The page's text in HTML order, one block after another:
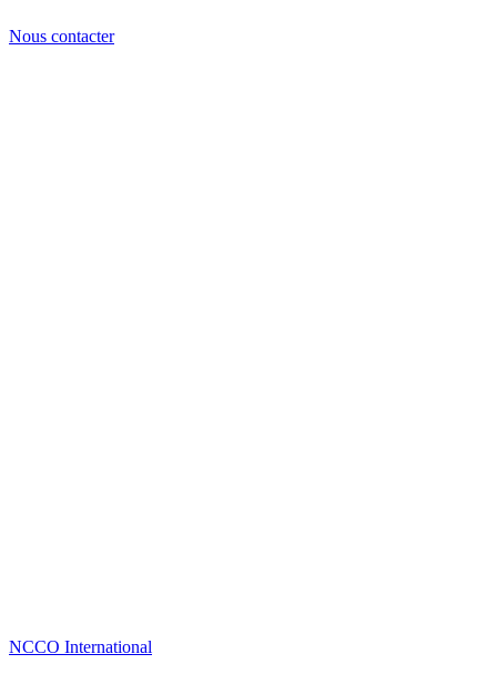
Nous contacter
NCCO International